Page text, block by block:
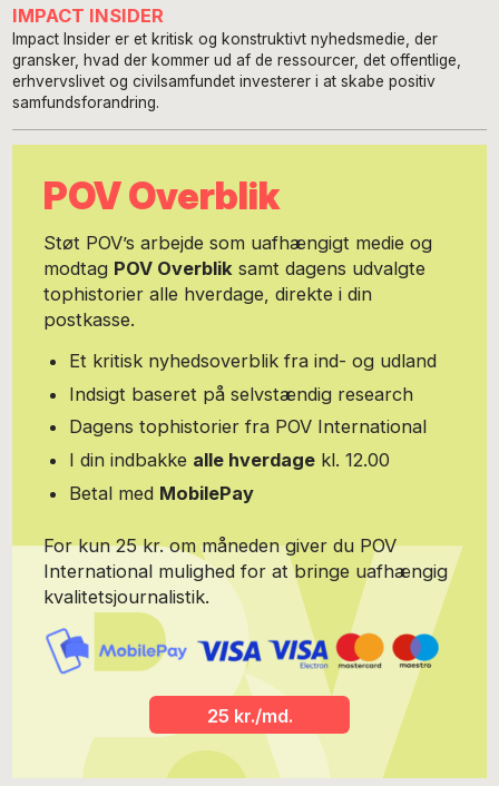
IMPACT INSIDER
Impact Insider er et kritisk og konstruktivt nyhedsmedie, der
gransker, hvad der kommer ud af de ressourcer, det offentlige,
erhvervslivet og civilsamfundet investerer i at skabe positiv
samfundsforandring.
POV Overblik
Støt POV’s arbejde som uafhængigt medie og
modtag POV Overbliksamt dagens udvalgte
tophistorier alle hverdage, direkte i din
postkasse.
Et kritisk nyhedsoverblik fra ind- og udland
Indsigt baseret på selvstændig research
Dagens tophistorier fra POV International
I din indbakke alle hverdage kl. 12.00
Betal med MobilePay
For kun 25 kr. om måneden giver du POV
International mulighed for at bringe uafhængig
kvalitetsjournalistik.
25 kr./md.